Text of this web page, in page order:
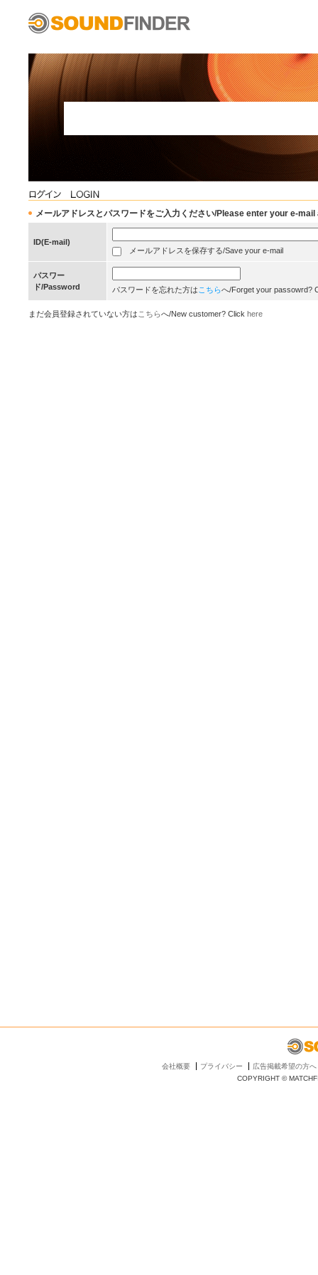
メールアドレスとパスワードをご入力ください/Please enter your e-
ID(E-mail)
メールアドレスを保存する/Save your e-mail
パスワー
ド/Password
パスワードを忘れた方は こちらへ/Forget your passowrd?
まだ会員登録されていない方は こちらへ/New customer? Click here
会社概要 プライバシー
広告掲載希望の方へ
COPYRIGHT ©